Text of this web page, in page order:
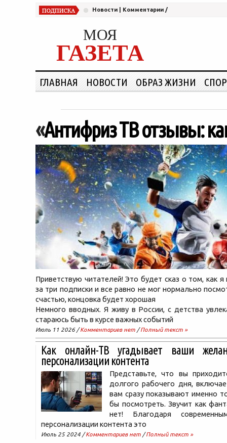
Новости Комментарии /
МОЯ
ГАЗЕТА
ГЛАВНАЯ НОВОСТИ ОБРАЗ ЖИЗНИ
«Антифриз ТВ отзывы:
Приветствую читателей! Это будет сказ о том, как
за три подписки и все равно не мог нормально
счастью, концовка будет хорошая
Немного вводных. Я живу в России, с детства
стараюсь быть в курсе важных событий
Июль 11 2026 /Комментариев нет /Полный текст »
Как онлайн-ТВ угадывает ваши
персонализации контента
Представьте, что вы
долгого рабочего дня,
вам сразу показывают именно
бы посмотреть. Звучит как
нет! Благодаря
персонализации контента это
Июль 25 2024 /Комментариев нет /Полный текст »